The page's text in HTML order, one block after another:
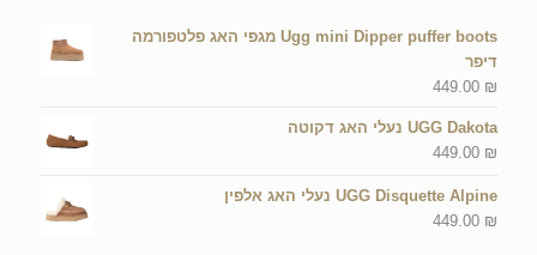
Ugg mini Dipper puffer boots מגפי האג פלטפורמה
דיפר
449.00 ₪
UGG Dakota נעלי האג דקוטה
449.00 ₪
UGG Disquette Alpine נעלי האג אלפין
449.00 ₪